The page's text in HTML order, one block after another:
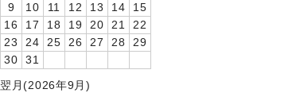
9
10 11 12 13 14
15
16
17 18 19 20 21
22
23
24 25 26 27 28
29
30
31
翌月(2026年9月)